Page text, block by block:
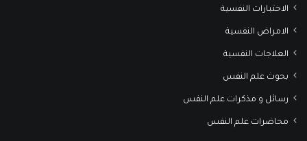
الاختبارات النفسية
الامراض النفسية
العلاجات النفسية
بحوث علم النفس
رسائل و مذكرات علم النفس
محاضرات علم النفس